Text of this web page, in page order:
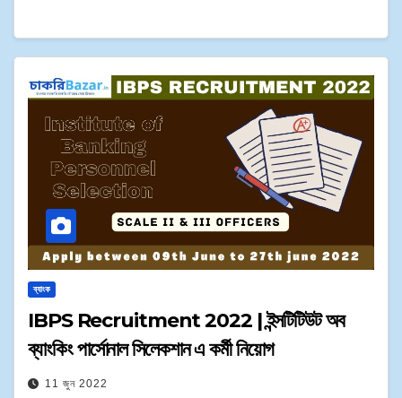
ব্যাংক
IBPS Recruitment 2022 | ইন্সটিটিউট অব
ব্যাংকিং পার্সোনাল সিলেকশান এ কর্মী নিয়োগ
11 জুন 2022